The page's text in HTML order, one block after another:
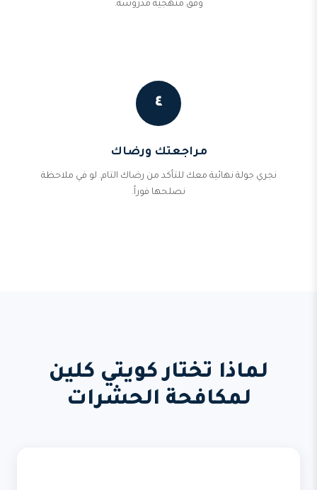
وفق منهجية مدروسة.
٤
مراجعتك ورضاك
نجري جولة نهائية معك للتأكد من رضاك التام. لو في ملاحظة
نصلحها فوراً.
لماذا تختار كويتي كلين
لمكافحة الحشرات